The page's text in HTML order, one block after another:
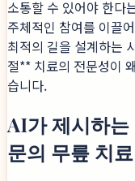
소통할 수 있어야 한다
주체적인 참여를 이끌
최적의 길을 설계하는
절** 치료의 전문성이
습니다.
AI가 제시하는
문의 무릎 치